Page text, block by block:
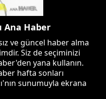
Ana Haber
ve güncel haber alma
Siz de seçiminizi
yana kullanın.
hafta sonları
sunumuyla ekrana